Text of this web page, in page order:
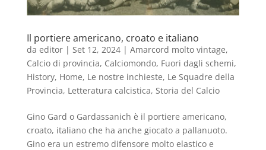
Il portiere americano, croato e italiano
da editor| Set 12, 2024| Amarcord molto vintage,
Calcio di provincia, Calciomondo, Fuori dagli schemi,
History, Home, Le nostre inchieste, Le Squadre della
Provincia, Letteratura calcistica, Storia del Calcio
Gino Gard o Gardassanich è il portiere americano,
croato, italiano che ha anche giocato a pallanuoto.
Gino era un estremo difensore molto elastico e